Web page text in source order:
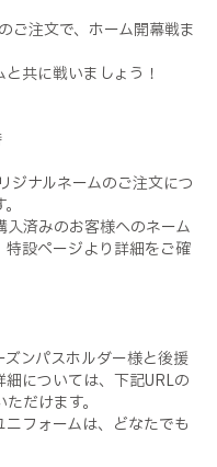
ご注文で、ホーム開幕戦ま
共に戦いましょう！
ナルネームのご注文につ
済みのお客様へのネーム
特設ページより詳細をご確
ンパスホルダー様と後援
については、下記URLの
だけます。
フォームは、どなたでも